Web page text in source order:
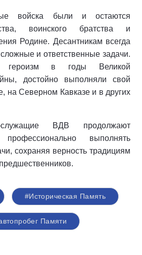
войска были и остаются
воинского братства и
Родине. Десантникам всегда
и ответственные задачи.
героизм в годы Великой
достойно выполняли свой
на Северном Кавказе и в других
ВДВ продолжают
выполнять
сохраняя верность традициям
#Историческая Память
Памяти